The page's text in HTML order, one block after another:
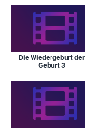
Die Wiedergeburt der
Geburt 3